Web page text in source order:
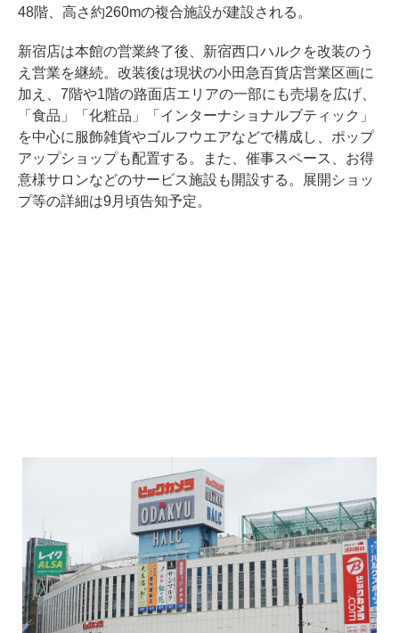
48階、高さ約260mの複合施設が建設される。
新宿店は本館の営業終了後、新宿西口ハルクを改装のう
え営業を継続。改装後は現状の小田急百貨店営業区画に
加え、7階や1階の路面店エリアの一部にも売場を広げ、
「食品」「化粧品」「インターナショナルブティック」
を中心に服飾雑貨やゴルフウエアなどで構成し、ポップ
アップショップも配置する。また、催事スペース、お得
意様サロンなどのサービス施設も開設する。展開ショッ
プ等の詳細は9月頃告知予定。